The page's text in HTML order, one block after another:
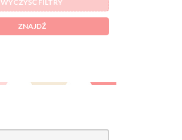
WYCZYŚĆ FILTRY
ZNAJDŹ